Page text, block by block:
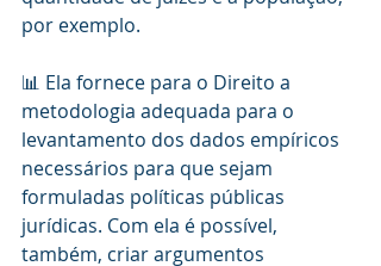
por exemplo.
📊 Ela fornece para o Direito a
metodologia adequada para o
levantamento dos dados empíricos
necessários para que sejam
formuladas políticas públicas
jurídicas. Com ela é possível,
também, criar argumentos